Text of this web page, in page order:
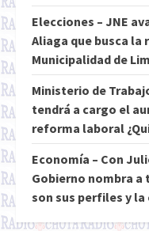
Elecciones – JNE
Aliaga que busca la
Municipalidad de
Ministerio de
tendrá a cargo el
reforma laboral
Economía – Con
Gobierno nombra a
son sus perfiles y